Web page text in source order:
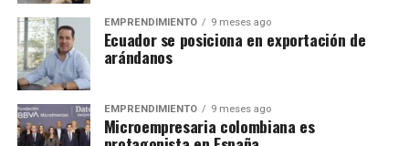
EMPRENDIMIENTO 9 meses ago
Ecuador se posiciona en exportación de
arándanos
EMPRENDIMIENTO 9 meses ago
Microempresaria colombiana es